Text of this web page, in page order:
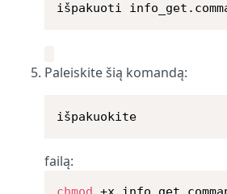
išpakuoti
Paleiskite šią komandą:
išpakuokite
failą: